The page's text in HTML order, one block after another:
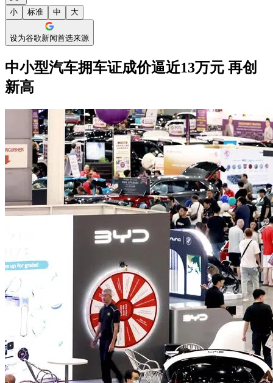
小 标准 中 大
设为谷歌新闻首选来源
中小型汽车拥车证成价逼近13万元 再创
新高